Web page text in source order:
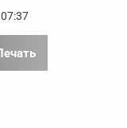
07:37